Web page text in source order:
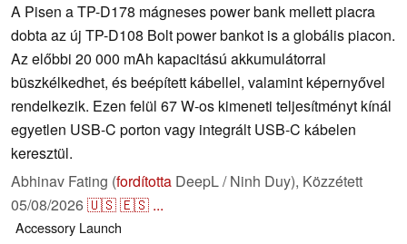
A Pisen a TP-D178 mágneses power bank mellett piacra
dobta az új TP-D108 Bolt power bankot is a globális piacon.
Az előbbi 20 000 mAh kapacitású akkumulátorral
büszkélkedhet, és beépített kábellel, valamint képernyővel
rendelkezik. Ezen felül 67 W-os kimeneti teljesítményt kínál
egyetlen USB-C porton vagy integrált USB-C kábelen
keresztül.
Abhinav Fating (fordította DeepL / Ninh Duy), Közzétett
05/08/2026🇺🇸🇪🇸 ...
Accessory Launch